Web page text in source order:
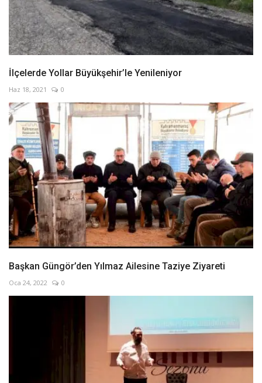
İlçelerde Yollar Büyükşehir’le Yenileniyor
Haz 18, 2021 0
Başkan Güngör’den Yılmaz Ailesine Taziye Ziyareti
Oca 24, 2022 0